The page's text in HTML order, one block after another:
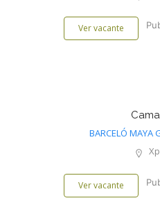
Ver vacante
BARCELÓ MAYA
Ver vacante